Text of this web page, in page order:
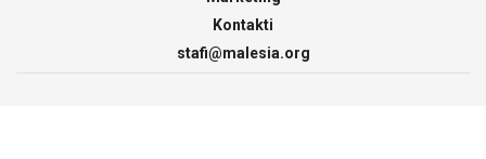
Kontakti
stafi@malesia.org